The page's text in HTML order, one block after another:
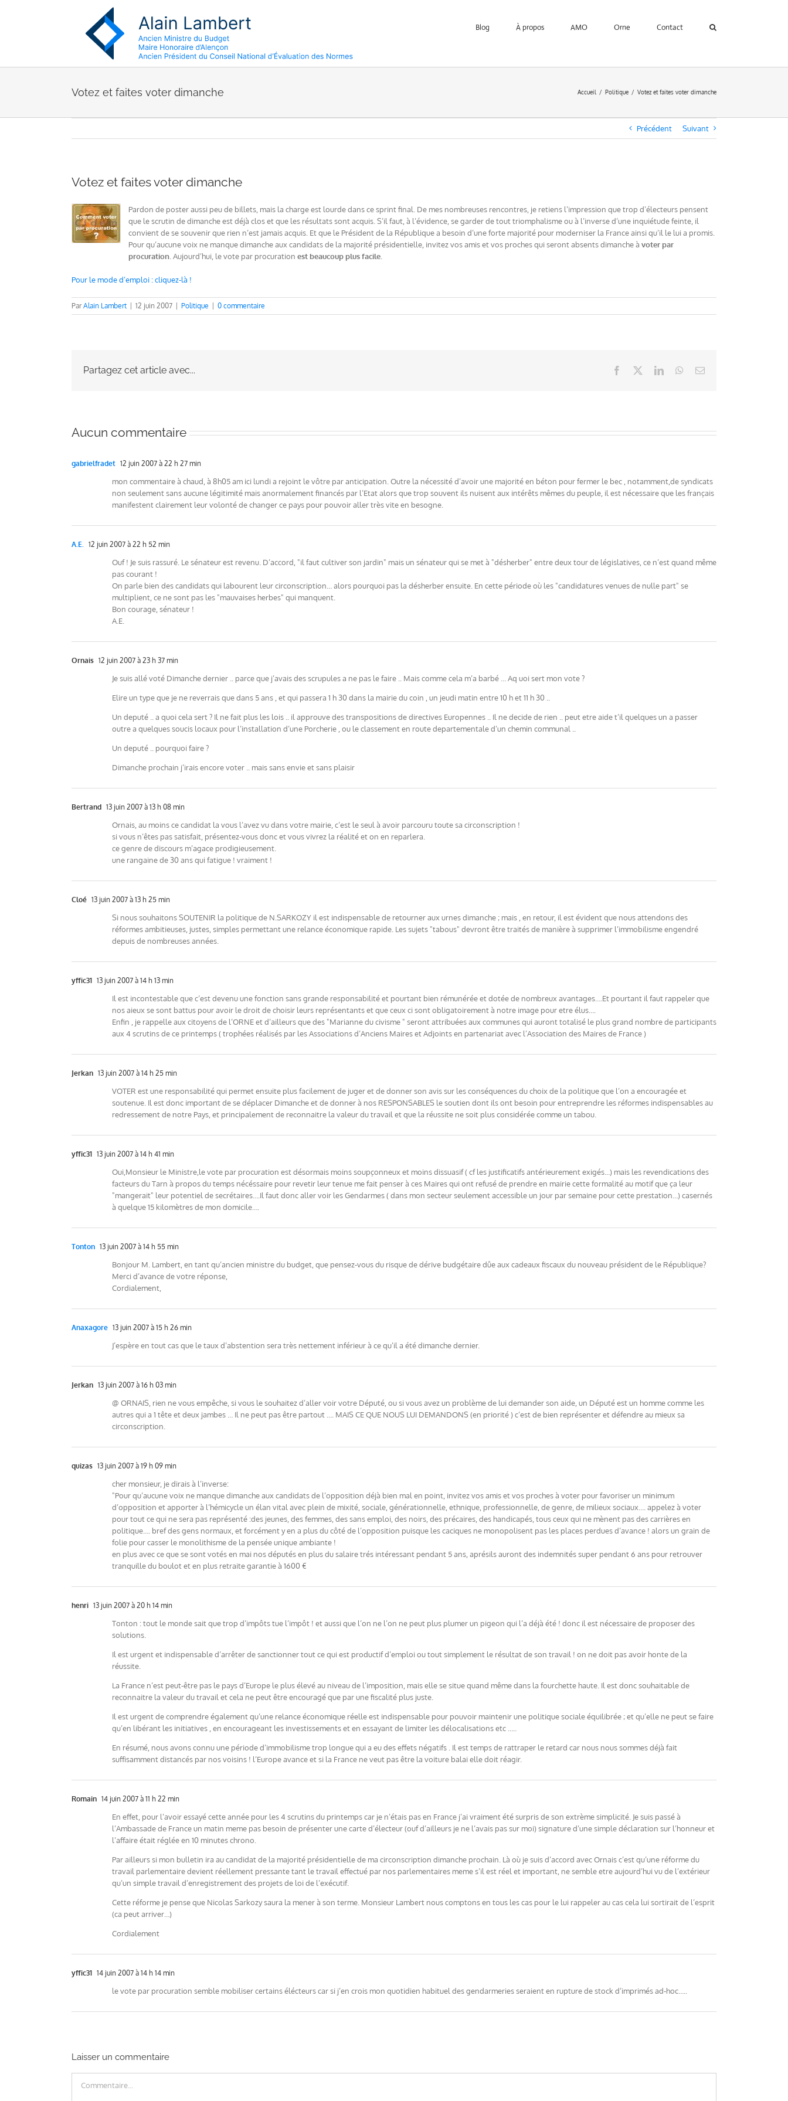
Blog À propos AMO Orne Contact
Votez et faites voter dimanche Accueil Politique Votez et faites voter dimanche
Précédent Suivant
Votez et faites voter dimanche
Pardon de poster aussi peu de billets, mais la charge est lourde dans ce sprint final. De mes nombreuses rencontres, je retiens l’impression que trop d’électeurs pensent
que le scrutin de dimanche est déjà clos et que les résultats sont acquis. S’il faut, à l’évidence, se garder de tout triomphalisme ou à l’inverse d’une inquiétude feinte, il
convient de se souvenir que rien n’est jamais acquis. Et que le Président de la République a besoin d’une forte majorité pour moderniser la France ainsi qu’il le lui a promis.
Pour qu’aucune voix ne manque dimanche aux candidats de la majorité présidentielle, invitez vos amis et vos proches qui seront absents dimanche à voter par
procuration . Aujourd’hui, le vote par procuration est beaucoup plus facile
Pour le mode d’emploi : cliquez-là !
ParAlain Lambert 12 juin 2007 Politique 0 commentaire
Partagez cet article avec... Facebook LinkedInWhatsApp
Email
Aucun commentaire
gabrielfradet 12 juin 2007 à 22 h 27 min
mon commentaire à chaud, à 8h05 am ici lundi a rejoint le vôtre par anticipation. Outre la nécessité d’avoir une majorité en béton pour fermer le bec , notamment,de syndicats
non seulement sans aucune légitimité mais anormalement financés par l’Etat alors que trop souvent ils nuisent aux intérêts mêmes du peuple, il est nécessaire que les français
manifestent clairement leur volonté de changer ce pays pour pouvoir aller très vite en besogne.
A.E. 12 juin 2007 à 22 h 52 min
Ouf ! Je suis rassuré. Le sénateur est revenu. D’accord, "il faut cultiver son jardin" mais un sénateur qui se met à "désherber" entre deux tour de législatives, ce n’est quand même
pas courant !
On parle bien des candidats qui labourent leur circonscription… alors pourquoi pas la désherber ensuite. En cette période où les "candidatures venues de nulle part" se
multiplient, ce ne sont pas les "mauvaises herbes" qui manquent.
Bon courage, sénateur !
A.E.
Ornais 12 juin 2007 à 23 h 37 min
Je suis allé voté Dimanche dernier .. parce que j’avais des scrupules a ne pas le faire .. Mais comme cela m’a barbé … Aq uoi sert mon vote ?
Elire un type que je ne reverrais que dans 5 ans , et qui passera 1 h 30 dans la mairie du coin , un jeudi matin entre 10 h et 11 h 30 ..
Un deputé .. a quoi cela sert ? Il ne fait plus les lois .. il approuve des transpositions de directives Europennes .. Il ne decide de rien .. peut etre aide t’il quelques un a passer
outre a quelques soucis locaux pour l’installation d’une Porcherie , ou le classement en route departementale d’un chemin communal ..
Un deputé .. pourquoi faire ?
Dimanche prochain j’irais encore voter .. mais sans envie et sans plaisir
Bertrand 13 juin 2007 à 13 h 08 min
Ornais, au moins ce candidat la vous l’avez vu dans votre mairie, c’est le seul à avoir parcouru toute sa circonscription !
si vous n’êtes pas satisfait, présentez-vous donc et vous vivrez la réalité et on en reparlera.
ce genre de discours m’agace prodigieusement.
une rangaine de 30 ans qui fatigue ! vraiment !
Cloé 13 juin 2007 à 13 h 25 min
Si nous souhaitons SOUTENIR la politique de N.SARKOZY il est indispensable de retourner aux urnes dimanche ; mais , en retour, il est évident que nous attendons des
réformes ambitieuses, justes, simples permettant une relance économique rapide. Les sujets "tabous" devront être traités de manière à supprimer l’immobilisme engendré
depuis de nombreuses années.
yffic31 13 juin 2007 à 14 h 13 min
Il est incontestable que c’est devenu une fonction sans grande responsabilité et pourtant bien rémunérée et dotée de nombreux avantages….Et pourtant il faut rappeler que
nos aieux se sont battus pour avoir le droit de choisir leurs représentants et que ceux ci sont obligatoirement à notre image pour etre élus….
Enfin , je rappelle aux citoyens de l’ORNE et d’ailleurs que des "Marianne du civisme " seront attribuées aux communes qui auront totalisé le plus grand nombre de participants
aux 4 scrutins de ce printemps ( trophées réalisés par les Associations d’Anciens Maires et Adjoints en partenariat avec l’Association des Maires de France )
Jerkan 13 juin 2007 à 14 h 25 min
VOTER est une responsabilité qui permet ensuite plus facilement de juger et de donner son avis sur les conséquences du choix de la politique que l’on a encouragée et
soutenue. Il est donc important de se déplacer Dimanche et de donner à nos RESPONSABLES le soutien dont ils ont besoin pour entreprendre les réformes indispensables au
redressement de notre Pays, et principalement de reconnaitre la valeur du travail et que la réussite ne soit plus considérée comme un tabou.
yffic31 13 juin 2007 à 14 h 41 min
Oui,Monsieur le Ministre,le vote par procuration est désormais moins soupçonneux et moins dissuasif ( cf les justificatifs antérieurement exigés…) mais les revendications des
facteurs du Tarn à propos du temps nécéssaire pour revetir leur tenue me fait penser à ces Maires qui ont refusé de prendre en mairie cette formalité au motif que ça leur
"mangerait" leur potentiel de secrétaires….Il faut donc aller voir les Gendarmes ( dans mon secteur seulement accessible un jour par semaine pour cette prestation…) casernés
à quelque 15 kilomètres de mon domicile….
Tonton 13 juin 2007 à 14 h 55 min
Bonjour M. Lambert, en tant qu’ancien ministre du budget, que pensez-vous du risque de dérive budgétaire dûe aux cadeaux fiscaux du nouveau président de le République?
Merci d’avance de votre réponse,
Cordialement,
Anaxagore 13 juin 2007 à 15 h 26 min
J’espère en tout cas que le taux d’abstention sera très nettement inférieur à ce qu’il a été dimanche dernier.
Jerkan 13 juin 2007 à 16 h 03 min
@ ORNAIS, rien ne vous empêche, si vous le souhaitez d’aller voir votre Député, ou si vous avez un problème de lui demander son aide, un Député est un homme comme les
autres qui a 1 tête et deux jambes … Il ne peut pas être partout …. MAIS CE QUE NOUS LUI DEMANDONS (en priorité ) c’est de bien représenter et défendre au mieux sa
circonscription.
quizas 13 juin 2007 à 19 h 09 min
cher monsieur, je dirais à l’inverse:
"Pour qu’aucune voix ne manque dimanche aux candidats de l’opposition déjà bien mal en point, invitez vos amis et vos proches à voter pour favoriser un minimum
d’opposition et apporter à l’hémicycle un élan vital avec plein de mixité, sociale, générationnelle, ethnique, professionnelle, de genre, de milieux sociaux…. appelez à voter
pour tout ce qui ne sera pas représenté :des jeunes, des femmes, des sans emploi, des noirs, des précaires, des handicapés, tous ceux qui ne mènent pas des carrières en
politique…. bref des gens normaux, et forcément y en a plus du côté de l’opposition puisque les caciques ne monopolisent pas les places perdues d’avance ! alors un grain de
folie pour casser le monolithisme de la pensée unique ambiante !
en plus avec ce que se sont votés en mai nos députés en plus du salaire trés intéressant pendant 5 ans, aprésils auront des indemnités super pendant 6 ans pour retrouver
tranquille du boulot et en plus retraite garantie à 1600 €
henri 13 juin 2007 à 20 h 14 min
Tonton : tout le monde sait que trop d’impôts tue l’impôt ! et aussi que l’on ne l’on ne peut plus plumer un pigeon qui l’a déjà été ! donc il est nécessaire de proposer des
solutions.
Il est urgent et indispensable d’arrêter de sanctionner tout ce qui est productif d’emploi ou tout simplement le résultat de son travail ! on ne doit pas avoir honte de la
réussite.
La France n’est peut-être pas le pays d’Europe le plus élevé au niveau de l’imposition, mais elle se situe quand même dans la fourchette haute. Il est donc souhaitable de
reconnaitre la valeur du travail et cela ne peut être encouragé que par une fiscalité plus juste.
Il est urgent de comprendre également qu’une relance économique réelle est indispensable pour pouvoir maintenir une politique sociale équilibrée ; et qu’elle ne peut se faire
qu’en libérant les initiatives , en encourageant les investissements et en essayant de limiter les délocalisations etc …..
En résumé, nous avons connu une période d’immobilisme trop longue qui a eu des effets négatifs . Il est temps de rattraper le retard car nous nous sommes déjà fait
suffisamment distancés par nos voisins ! l’Europe avance et si la France ne veut pas être la voiture balai elle doit réagir.
Romain 14 juin 2007 à 11 h 22 min
En effet, pour l’avoir essayé cette année pour les 4 scrutins du printemps car je n’étais pas en France j’ai vraiment été surpris de son extrème simplicité. Je suis passé à
l’Ambassade de France un matin meme pas besoin de présenter une carte d’électeur (ouf d’ailleurs je ne l’avais pas sur moi) signature d’une simple déclaration sur l’honneur et
l’affaire était réglée en 10 minutes chrono.
Par ailleurs si mon bulletin ira au candidat de la majorité présidentielle de ma circonscription dimanche prochain. Là où je suis d’accord avec Ornais c’est qu’une réforme du
travail parlementaire devient réellement pressante tant le travail effectué par nos parlementaires meme s’il est réel et important, ne semble etre aujourd’hui vu de l’extérieur
qu’un simple travail d’enregistrement des projets de loi de l’exécutif.
Cette réforme je pense que Nicolas Sarkozy saura la mener à son terme. Monsieur Lambert nous comptons en tous les cas pour le lui rappeler au cas cela lui sortirait de l’esprit
(ca peut arriver…)
Cordialement
yffic31 14 juin 2007 à 14 h 14 min
le vote par procuration semble mobiliser certains élécteurs car si j’en crois mon quotidien habituel des gendarmeries seraient en rupture de stock d’imprimés ad-hoc…..
Laisser un commentaire